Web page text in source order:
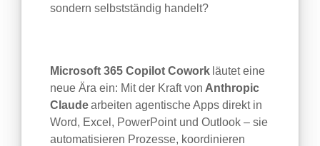
sondern selbstständig handelt?
Microsoft 365 Copilot Cowork läutet eine
neue Ära ein: Mit der Kraft von Anthropic
Claudearbeiten agentische Apps direkt in
Word, Excel, PowerPoint und Outlook – sie
automatisieren Prozesse, koordinieren